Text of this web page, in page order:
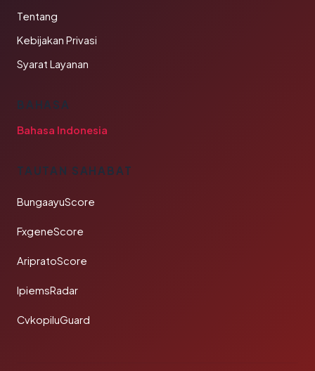
Tentang
Kebijakan Privasi
Syarat Layanan
BAHASA
Bahasa Indonesia
TAUTAN SAHABAT
BungaayuScore
FxgeneScore
AripratoScore
IpiemsRadar
CvkopiluGuard